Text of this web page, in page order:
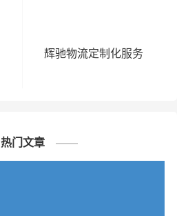
辉驰物流定制化服务
热门文章